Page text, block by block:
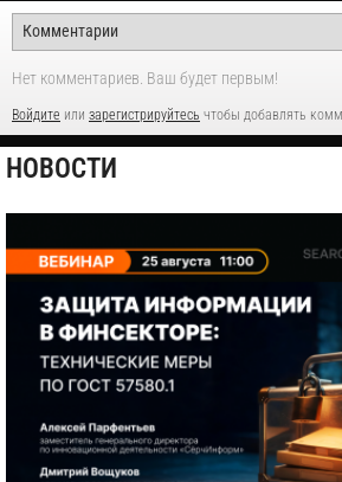
Нет комментариев. Ваш будет первым!
Войдите или зарегистрируйтесь чтобы добавлять
НОВОСТИ